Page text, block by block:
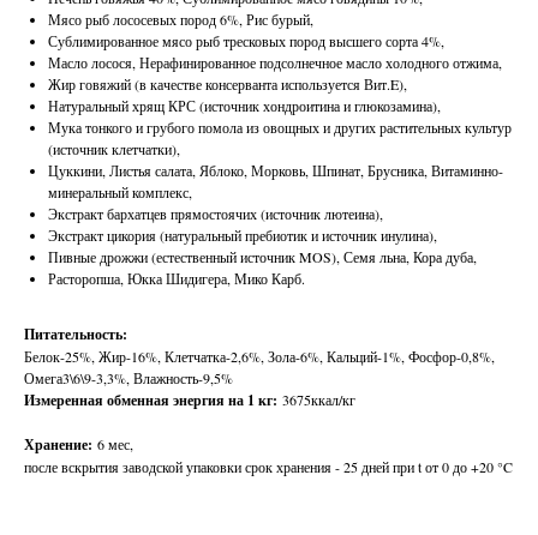
Мясо рыб лососевых пород 6%, Рис бурый,
Сублимированное мясо рыб тресковых пород высшего сорта 4%,
Масло лосося, Нерафинированное подсолнечное масло холодного отжима,
Жир говяжий (в качестве консерванта используется Вит.E),
Натуральный хрящ КРС (источник хондроитина и глюкозамина),
Мука тонкого и грубого помола из овощных и других растительных культур
(источник клетчатки),
Цуккини, Листья салата, Яблоко, Морковь, Шпинат, Брусника, Витаминно-
минеральный комплекс,
Экстракт бархатцев прямостоячих (источник лютеина),
Экстракт цикория (натуральный пребиотик и источник инулина),
Пивные дрожжи (естественный источник MOS), Семя льна, Кора дуба,
Расторопша, Юкка Шидигера, Мико Карб.
Питательность:
Белок-25%, Жир-16%, Клетчатка-2,6%, Зола-6%, Кальций-1%, Фосфор-0,8%,
Омега3\6\9-3,3%, Влажность-9,5%
Измеренная обменная энергия на 1 кг: 3675ккал/кг
Хранение: 6 мес,
после вскрытия заводской упаковки срок хранения - 25 дней при t от 0 до +20 °C